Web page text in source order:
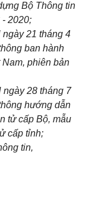
Bộ Thông tin
2020;
21 tháng 4
ban hành
phiên bản
ngày 28 tháng 7
hướng dẫn
tử cấp Bộ, mẫu
cấp tỉnh;
tin,